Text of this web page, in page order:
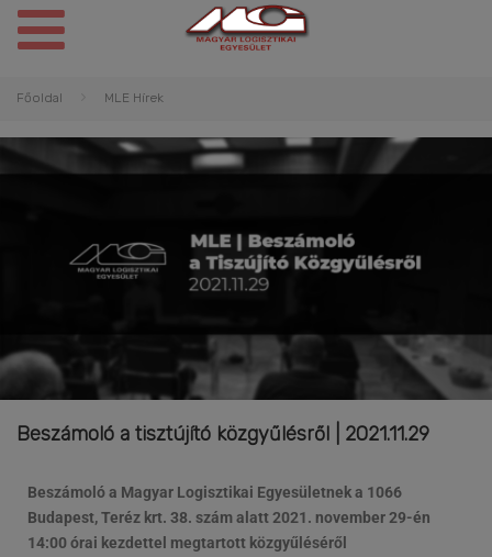
Főoldal MLE Hírek
Beszámoló a tisztújító közgyűlésről | 2021.11.29
Beszámoló a Magyar Logisztikai Egyesületnek a 1066
Budapest, Teréz krt. 38. szám alatt 2021. november 29-én
14:00 órai kezdettel megtartott közgyűléséről